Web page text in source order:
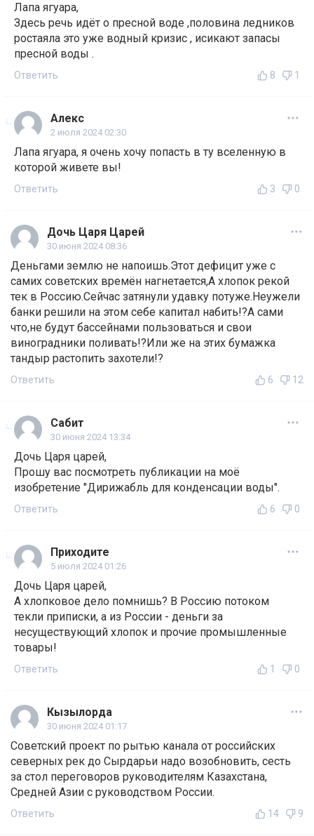
Лапа ягуара,
Здесь речь идёт о пресной воде ,половина ледников
ростаяла это уже водный кризис , исикают запасы
пресной воды .
Ответить 8 1
Алекс
2 июля 2024 02:30
Лапа ягуара, я очень хочу попасть в ту вселенную в
которой живете вы!
Ответить 3 0
Дочь Царя Царей
30 июня 2024 08:36
Деньгами землю не напоишь.Этот дефицит уже с
самих советских времён нагнетается,А хлопок рекой
тек в Россию.Сейчас затянули удавку потуже.Неужели
банки решили на этом себе капитал набить!?А сами
что,не будут бассейнами пользоваться и свои
виноградники поливать!?Или же на этих бумажка
тандыр растопить захотели!?
Ответить 6 12
Сабит
30 июня 2024 13:34
Дочь Царя царей,
Прошу вас посмотреть публикации на моё
изобретение "Дирижабль для конденсации воды".
Ответить 6 0
Приходите
5 июля 2024 01:26
Дочь Царя царей,
А хлопковое дело помнишь? В Россию потоком
текли приписки, а из России - деньги за
несуществующий хлопок и прочие промышленные
товары!
Ответить 1 0
Кызылорда
30 июня 2024 01:17
Советский проект по рытью канала от российских
северных рек до Сырдарьи надо возобновить, сесть
за стол переговоров руководителям Казахстана,
Средней Азии с руководством России.
Ответить 14 9